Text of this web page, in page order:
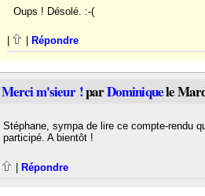
Oups ! Désolé. :-(
Répondre
Merci m'sieur !parDominiquele
Stéphane, sympa de lire ce compte-rendu
participé. A bientôt !
Répondre